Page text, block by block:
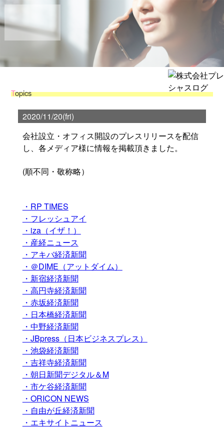
Topics
2020/11/20(fri)
会社設立・オフィス開設のプレスリリースを配信
し、各メディア様に情報を掲載頂きました。
(順不同・敬称略）
・RP TIMES
・フレッシュアイ
・iza（イザ！）
・産経ニュース
・アキバ経済新聞
・＠DIME（アットダイム）
・新宿経済新聞
・高円寺経済新聞
・赤坂経済新聞
・日本橋経済新聞
・中野経済新聞
・JBpress（日本ビジネスプレス）
・池袋経済新聞
・吉祥寺経済新聞
・朝日新聞デジタル＆M
・市ケ谷経済新聞
・ORICON NEWS
・自由が丘経済新聞
・エキサイトニュース